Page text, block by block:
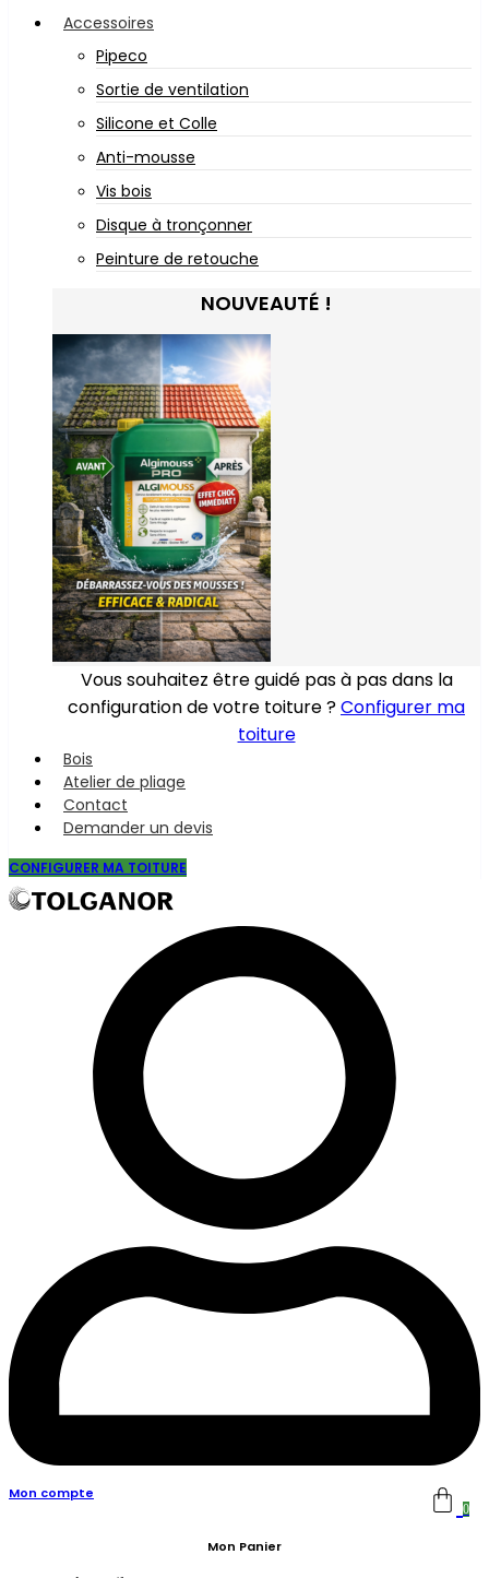
Accessoires
Pipeco
Sortie de ventilation
Silicone et Colle
Anti-mousse
Vis bois
Disque à tronçonner
Peinture de retouche
NOUVEAUTÉ !
Vous souhaitez être guidé pas à pas dans la
configuration de votre toiture ?Configurer ma
toiture
Bois
Atelier de pliage
Contact
Demander un devis
CONFIGURER MA TOITURE
Mon compte
0
Mon Panier